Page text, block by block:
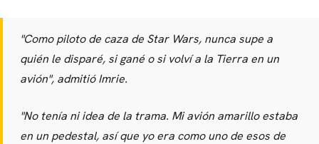
"Como piloto de caza de Star Wars, nunca supe a
quién le disparé, si gané o si volví a la Tierra en un
avión", admitió Imrie.
"No tenía ni idea de la trama. Mi avión amarillo estaba
en un pedestal, así que yo era como uno de esos de